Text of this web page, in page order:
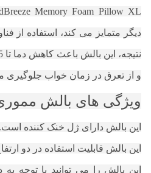
دیگر متمایز می کند، استفاده از
و از تعرق در زمان خواب جلوگیری
ویژگی های بالش
این بالش دارای ژل خنک کننده است.
این بالش قابلیت استفاده در دو
این بالش را می توانید با توجه